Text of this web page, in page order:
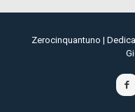
Zerocinquantuno |